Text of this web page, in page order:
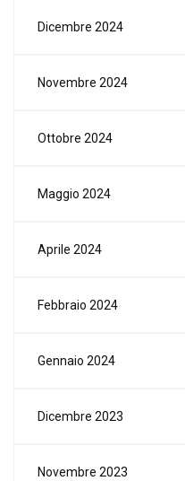
Dicembre 2024
Novembre 2024
Ottobre 2024
Maggio 2024
Aprile 2024
Febbraio 2024
Gennaio 2024
Dicembre 2023
Novembre 2023